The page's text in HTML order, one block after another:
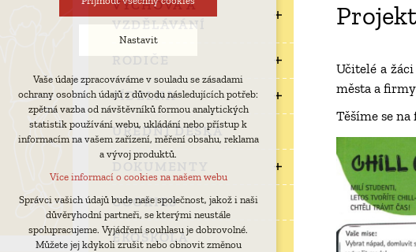
VÝCHOVA A
VZDĚLÁVÁNÍ
RODIČE
JÍDELNA
ÚŘEDNÍ DESKA
COOKIES
EKOŠKOLA
Učitelé a
města a
Těšíme se
Nastavit
Technická cookies
nutná pro provozování webu
udržení kontextu stránek (session): případná
přihlášení, volby jazyka, apod.
analytická pro anonymizované vyhodnocení
návštěvnosti
marketingová cookies (Google)
Více informací o cookies na našem webu
Vaše údaje zpracováváme v souladu se zásadami
ochrany osobních údajů z důvodu následujících potřeb:
zpětná vazba od návštěvníků formou analytických
statistik používání webu, ukládání nebo přístup k
informacím na vašem zařízení, měření obsahu, reklama
a vývoj produktů.
Více informací o cookies na našem webu
Správci vašich údajů bude naše společnost, jakož i naši
důvěryhodní partneři, se kterými neustále
spolupracujeme. Vyjádření souhlasu je dobrovolné.
Můžete jej kdykoli zrušit nebo obnovit změnou